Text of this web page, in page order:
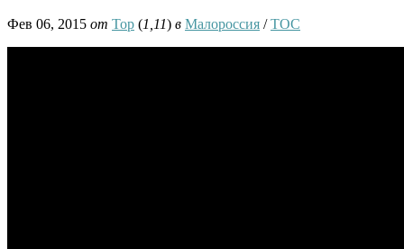
Фев 06, 2015 от Тор (1,11) в Малороссия /ТОС